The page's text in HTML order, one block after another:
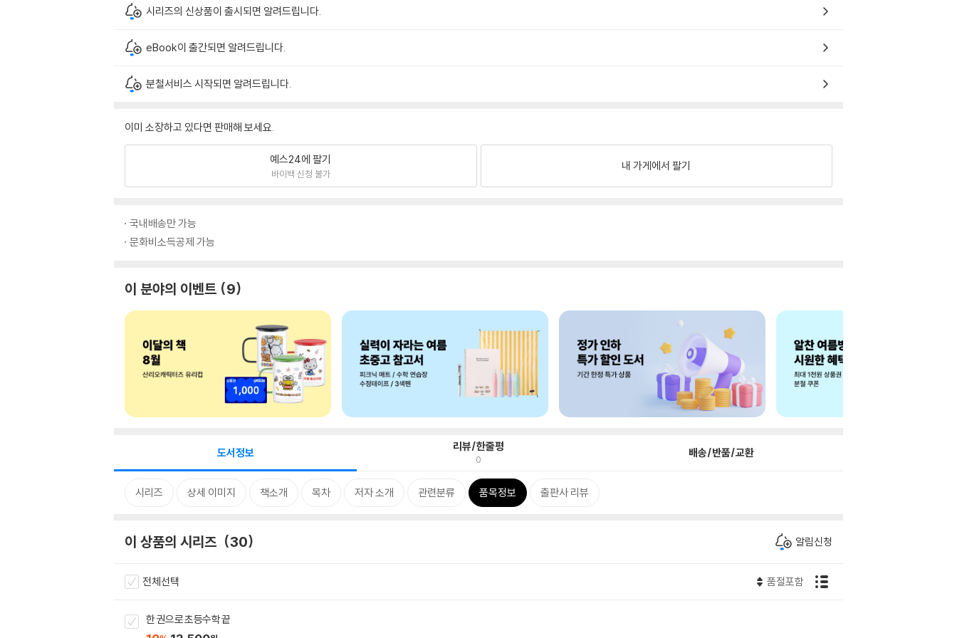
시리즈의 신상품이 출시되면 알려드립니다.
eBook이 출간되면 알려드립니다.
분철서비스 시작되면 알려드립니다.
이미 소장하고 있다면 판매해 보세요.
예스24에 팔기
바이백 신청 불가
내 가게에서 팔기
국내배송만 가능
문화비소득공제 가능
이 분야의 이벤트 9
도서정보 리뷰/한줄평
0 배송/반품/교환
시리즈 상세 이미지 책소개 목차 저자 소개 관련분류 품목정보 출판사 리뷰
이 상품의 시리즈 30 알림신청
전체선택 품절포함
한 권으로 초등수학 끝